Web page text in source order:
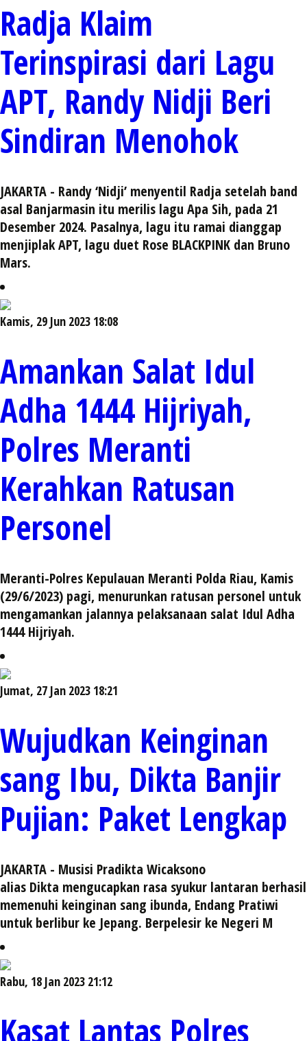
Radja Klaim
Terinspirasi dari Lagu
APT, Randy Nidji Beri
Sindiran Menohok
JAKARTA - Randy ‘Nidji’ menyentil Radja setelah band
asal Banjarmasin itu merilis lagu Apa Sih, pada 21
Desember 2024. Pasalnya, lagu itu ramai dianggap
menjiplak APT, lagu duet Rose BLACKPINK dan Bruno
Mars.
Kamis, 29 Jun 2023 18:08
Amankan Salat Idul
Adha 1444 Hijriyah,
Polres Meranti
Kerahkan Ratusan
Personel
Meranti-Polres Kepulauan Meranti Polda Riau, Kamis
(29/6/2023) pagi, menurunkan ratusan personel untuk
mengamankan jalannya pelaksanaan salat Idul Adha
1444 Hijriyah.
Jumat, 27 Jan 2023 18:21
Wujudkan Keinginan
sang Ibu, Dikta Banjir
Pujian: Paket Lengkap
JAKARTA - Musisi Pradikta Wicaksono
alias Dikta mengucapkan rasa syukur lantaran berhasil
memenuhi keinginan sang ibunda, Endang Pratiwi
untuk berlibur ke Jepang. Berpelesir ke Negeri M
Rabu, 18 Jan 2023 21:12
Kasat Lantas Polres